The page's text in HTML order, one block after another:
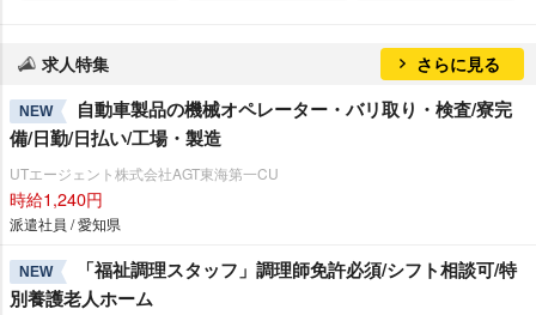
求人特集 さらに見る
NEW
自動車製品の機械オペレーター・バリ取り・検査/寮完
備/日勤/日払い/工場・製造
UTエージェント株式会社AGT東海第一CU
時給1,240円
派遣社員 / 愛知県
NEW
「福祉調理スタッフ」調理師免許必須/シフト相談可/特
別養護老人ホーム